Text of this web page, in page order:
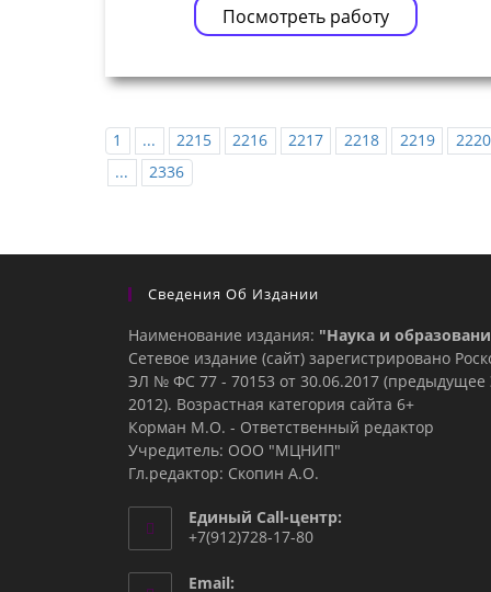
Посмотреть работу
1 ... 2215 2216 2217 2218 2219
2220
...
2336
Сведения Об Издании
Наименование издания: "Наука и
Сетевое издание (сайт) зарегистрировано
ЭЛ № ФС 77 - 70153 от 30.06.2017
2012). Возрастная категория сайта 6+
Корман М.О. - Ответственный редактор
Учредитель: ООО "МЦНИП"
Гл.редактор: Скопин А.О.
Единый Call-центр:
+7(912)728-17-80
Email: